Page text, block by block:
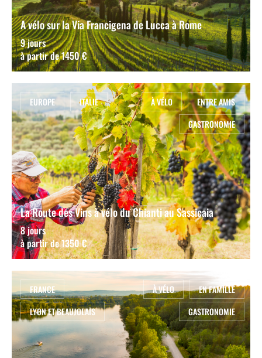
A vélo sur la Via Francigena de Lucca à Rome
9 jours
à partir de 1450 €
EUROPE ITALIE À VÉLO
ENTRE AMIS
GASTRONOMIE
La Route des Vins à vélo du Chianti au Sassicaia
8 jours
à partir de 1350 €
FRANCE
LYON ET BEAUJOLAIS
À VÉLO
EN FAMILLE
GASTRONOMIE